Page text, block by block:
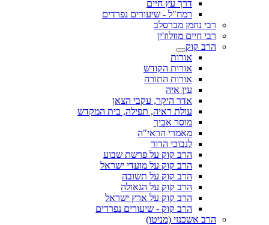
דרך עץ חיים
רמח"ל - שיעורים נפרדים
רבי נחמן מברסלב
רבי חיים מוולוז'ין
הרב קוק
אורות
אורות הקודש
אורות התורה
עין איה
אדר היקר, עקבי הצאן
עולת ראיה, תפילה, בית המקדש
מוסר אביך
מאמרי הראי"ה
לנבוכי הדור
הרב קוק על פרשת שבוע
הרב קוק על מועדי ישראל
הרב קוק על תשובה
הרב קוק על הגאולה
הרב קוק על ארץ ישראל
הרב קוק - שיעורים נפרדים
הרב אשכנזי (מניטו)